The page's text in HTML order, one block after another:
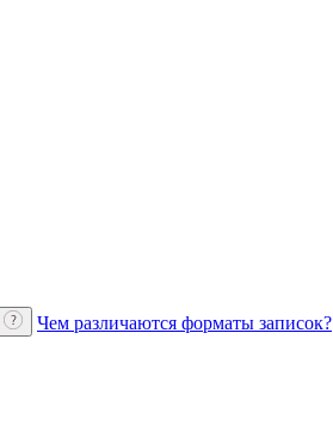
Чем различаются форматы записок?